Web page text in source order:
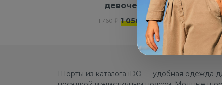
девочек
1 760 ₽ 1 056 ₽
Шорты из каталога iDO — удобная одежда